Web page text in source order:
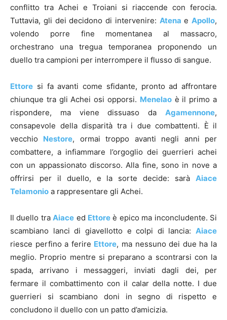
conflitto tra Achei e Troiani si riaccende con ferocia.
Tuttavia, gli dei decidono di intervenire: Atena e Apollo,
volendo porre fine momentanea al massacro,
orchestrano una tregua temporanea proponendo un
duello tra campioni per interrompere il flusso di sangue.
Ettore si fa avanti come sfidante, pronto ad affrontare
chiunque tra gli Achei osi opporsi. Menelao è il primo a
rispondere, ma viene dissuaso da Agamennone,
consapevole della disparità tra i due combattenti. È il
vecchio Nestore, ormai troppo avanti negli anni per
combattere, a infiammare l’orgoglio dei guerrieri achei
con un appassionato discorso. Alla fine, sono in nove a
offrirsi per il duello, e la sorte decide: sarà Aiace
Telamonio a rappresentare gli Achei.
Il duello traAiace ed Ettore è epico ma inconcludente. Si
scambiano lanci di giavellotto e colpi di lancia: Aiace
riesce perfino a ferire Ettore, ma nessuno dei due ha la
meglio. Proprio mentre si preparano a scontrarsi con la
spada, arrivano i messaggeri, inviati dagli dei, per
fermare il combattimento con il calar della notte. I due
guerrieri si scambiano doni in segno di rispetto e
concludono il duello con un patto d’amicizia.